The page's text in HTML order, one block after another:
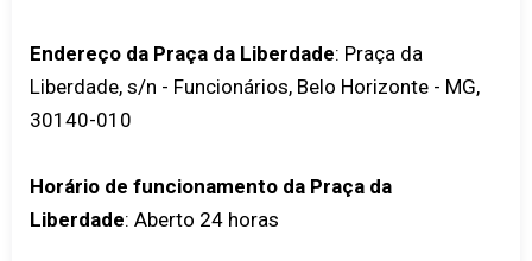
Endereço da Praça da Liberdade: Praça da
Liberdade, s/n - Funcionários, Belo Horizonte - MG,
30140-010
Horário de funcionamento da Praça da
Liberdade: Aberto 24 horas